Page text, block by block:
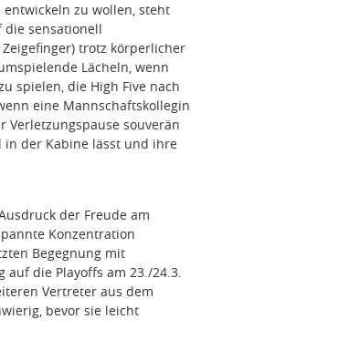
zu wollen, steht
die sensationell
trotz körperlicher
Lächeln, wenn
spielen, die High Five nach
eine Mannschaftskollegin
Verletzungspause souverän
in der Kabine lässt und ihre
der Freude am
Konzentration
Begegnung mit
die Playoffs am 23./24.3.
Vertreter aus dem
bevor sie leicht